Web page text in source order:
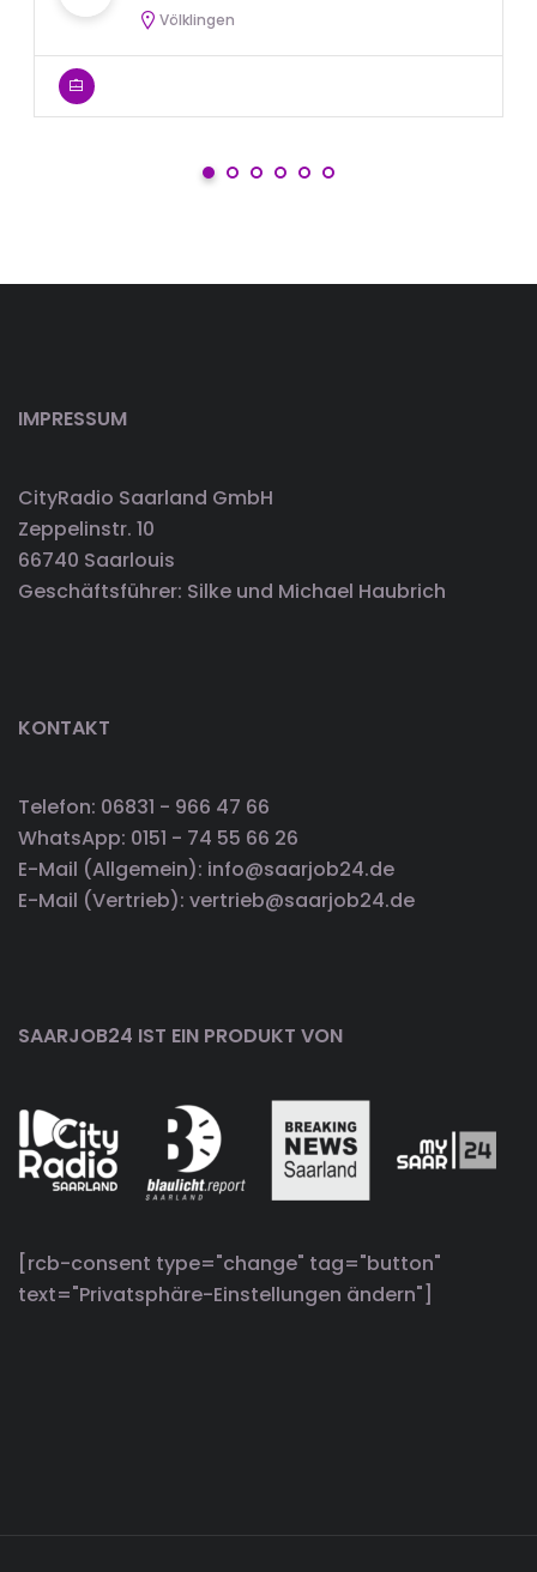
Völklingen
IMPRESSUM
CityRadio Saarland GmbH
Zeppelinstr. 10
66740 Saarlouis
Geschäftsführer: Silke und Michael Haubrich
KONTAKT
Telefon: 06831 - 966 47 66
WhatsApp: 0151 - 74 55 66 26
E-Mail (Allgemein): info@saarjob24.de
E-Mail (Vertrieb): vertrieb@saarjob24.de
SAARJOB24 IST EIN PRODUKT VON
[rcb-consent type="change" tag="button"
text="Privatsphäre-Einstellungen ändern"]